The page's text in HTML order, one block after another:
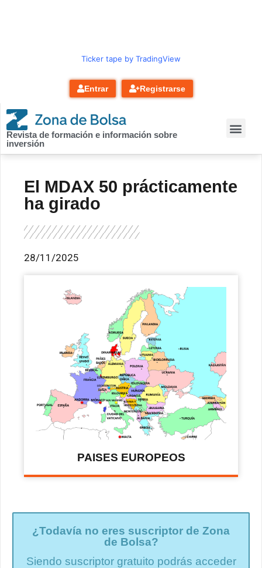
Ticker tape by TradingView
Entrar Registrarse
Revista de formación e información sobre
inversión
El MDAX 50 prácticamente
ha girado
28/11/2025
PAISES EUROPEOS
¿Todavía no eres suscriptor de Zona
de Bolsa?
Siendo suscriptor gratuito podrás acceder